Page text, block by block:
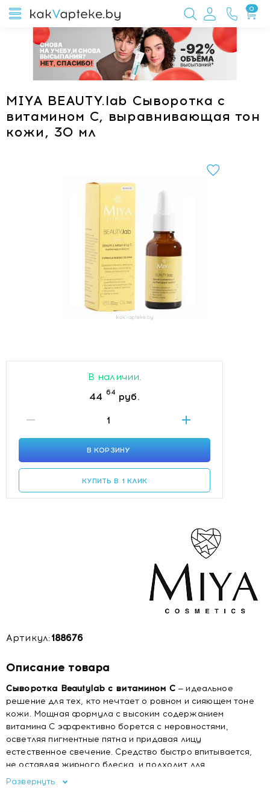
0
MIYA BEAUTY.lab Сыворотка с
витамином С, выравнивающая тон
кожи, 30 мл
В наличии.
44 64 руб.
В КОРЗИНУ
КУПИТЬ В 1 КЛИК
Артикул:188676
Описание товара
Сыворотка Beautylab с витамином С— идеальное
решение для тех, кто мечтает о ровном и сияющем тоне
кожи. Мощная формула с высоким содержанием
витамина С эффективно борется с неровностями,
осветляя пигментные пятна и придавая лицу
естественное свечение. Средство быстро впитывается,
не оставляя жирного блеска, и подходит для
ежедневного использования.
Развернуть